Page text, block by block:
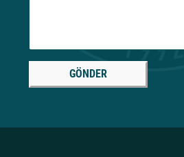
GÖNDER